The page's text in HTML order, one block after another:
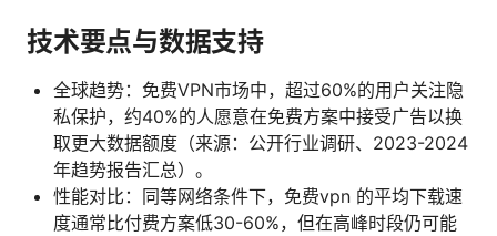
技术要点与数据支持
全球趋势：免费VPN市场中，超过60%的用户关注隐
私保护，约40%的人愿意在免费方案中接受广告以换
取更大数据额度（来源：公开行业调研、2023-2024
年趋势报告汇总）。
性能对比：同等网络条件下，免费vpn 的平均下载速
度通常比付费方案低30-60%，但在高峰时段仍可能